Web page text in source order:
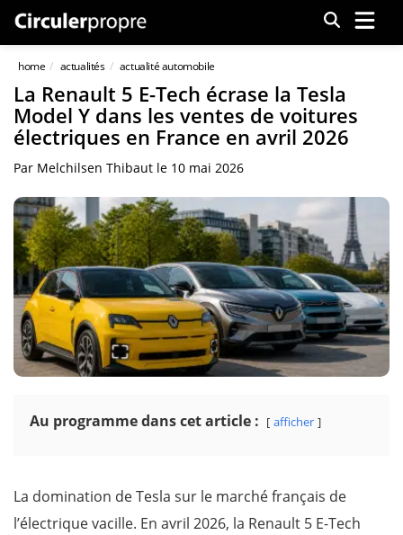
Menu
home actualités actualité automobile
La Renault 5 E-Tech écrase la Tesla
Model Y dans les ventes de voitures
électriques en France en avril 2026
Par Melchilsen Thibaut le 10 mai 2026
Au programme dans cet article : afficher
La domination de Tesla sur le marché français de
l’électrique vacille. En avril 2026, la Renault 5 E-Tech